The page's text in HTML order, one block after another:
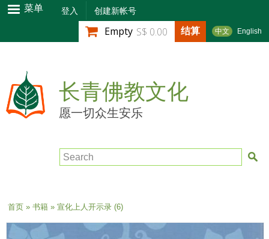
跳
转
到
内
容
菜单 登入 创建新帐号
中文 English
Empty S$ 0.00 结算
长青佛教文化
愿一切众生安乐
Search
当前位置
首页» 书籍» 宣化上人开示录 (6)